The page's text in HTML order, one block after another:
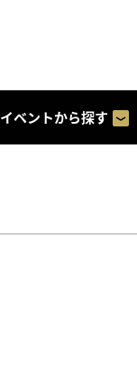
イベントから探す